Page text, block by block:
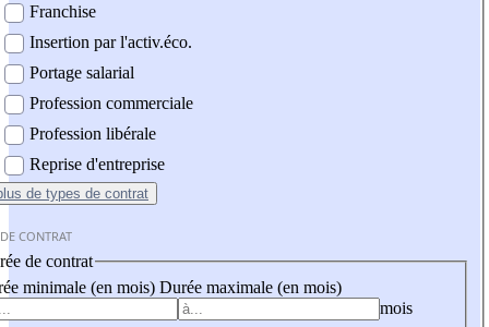
Franchise
Insertion par l'activ.éco.
Portage salarial
Profession commerciale
Profession libérale
Reprise d'entreprise
de types de contrat
CONTRAT
de contrat
minimale (en mois) Durée maximale (en mois)
mois